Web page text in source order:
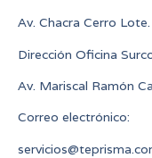
Av. Chacra Cerro
Dirección Oficina
Av. Mariscal Ramón
Correo electrónico: